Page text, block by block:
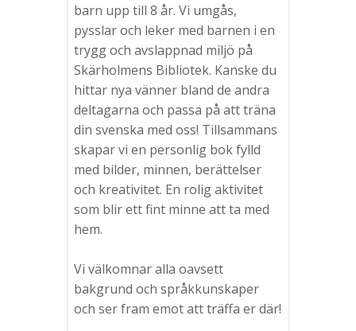
barn upp till 8 år. Vi umgås,
pysslar och leker med barnen i en
trygg och avslappnad miljö på
Skärholmens Bibliotek. Kanske du
hittar nya vänner bland de andra
deltagarna och passa på att träna
din svenska med oss! Tillsammans
skapar vi en personlig bok fylld
med bilder, minnen, berättelser
och kreativitet. En rolig aktivitet
som blir ett fint minne att ta med
hem.
Vi välkomnar alla oavsett
bakgrund och språkkunskaper
och ser fram emot att träffa er där!